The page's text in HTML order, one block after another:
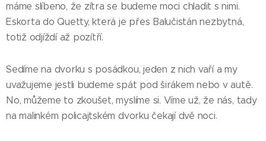
máme slíbeno, že zítra se budeme moci chladit s nimi.
Eskorta do Quetty, která je přes Balučistán nezbytná,
totiž odjíždí až pozítří.
Sedíme na dvorku s posádkou, jeden z nich vaří a my
uvažujeme jestli budeme spát pod širákem nebo v autě.
No, můžeme to zkoušet, myslíme si. Víme už, že nás, tady
na malinkém policajtském dvorku čekají dvě noci.